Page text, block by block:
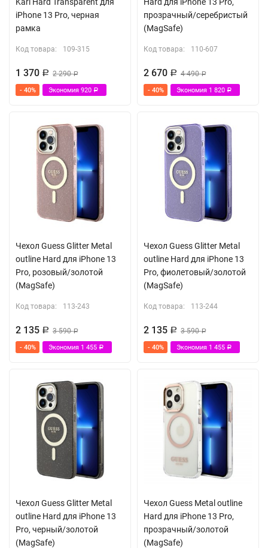
iPhone 13 Pro, черная
рамка
Код товара: 109-315
1 370 Р 2 290Р
- 40% Экономия 920 Р
прозрачный/серебристый
(MagSafe)
Код товара: 110-607
2 670 Р 4 490Р
- 40% Экономия 1 820 Р
Чехол Guess Glitter Metal
outline Hard для iPhone 13
Pro, розовый/золотой
(MagSafe)
Код товара: 113-243
2 135 Р 3 590Р
- 40% Экономия 1 455 Р
Чехол Guess Glitter Metal
outline Hard для iPhone 13
Pro, фиолетовый/золотой
(MagSafe)
Код товара: 113-244
2 135 Р 3 590Р
- 40% Экономия 1 455 Р
Чехол Guess Glitter Metal
outline Hard для iPhone 13
Pro, черный/золотой
(MagSafe)
Чехол Guess Metal outline
Hard для iPhone 13 Pro,
прозрачный/золотой
(MagSafe)